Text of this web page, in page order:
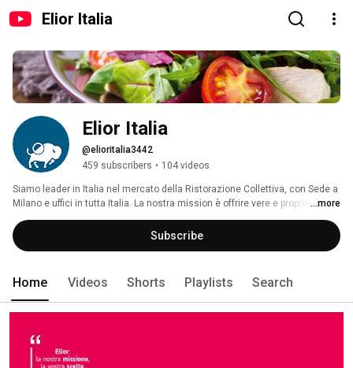
Elior Italia
Elior Italia
@elioritalia3442
459 subscribers • 104 videos
Siamo leader in Italia nel mercato della Ristorazione Collettiva, con Sede a
Milano e uffici in tutta Italia. La nostra mission è offrire vere e proprie pause
di benessere. Ci prendiamo cura di ogni nostro cliente come persona,
ancora prima che come impiegato, studente o paziente, e lo facciamo con
soluzioni di ristorazione equilibrate, con servizi personalizzati e innovativi
...more
Subscribe
Home Videos Shorts Playlists Search